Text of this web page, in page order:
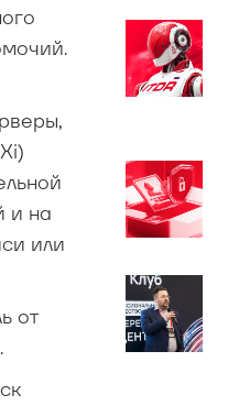
и на
или
от